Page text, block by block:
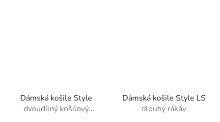
Dámská košile Style
dvoudílný košilový
Dámská košile Style LS
dlouhý rákáv